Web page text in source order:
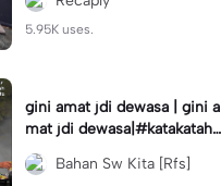
5.95K uses.
gini amat jdi dewasa | gini a
mat jdi dewasa|#katakataha
rini#quotes#laguviral#den
nycaknan#kisinan2
Bahan Sw Kita [Rfs]